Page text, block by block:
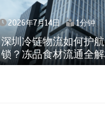
2026年7月14日 1分钟
深圳冷链物流如何护
锁？冻品食材流通全